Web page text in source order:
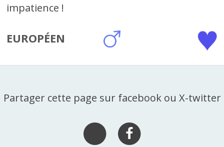
impatience !
EUROPÉEN
Partager cette page sur facebook ou X-twitter